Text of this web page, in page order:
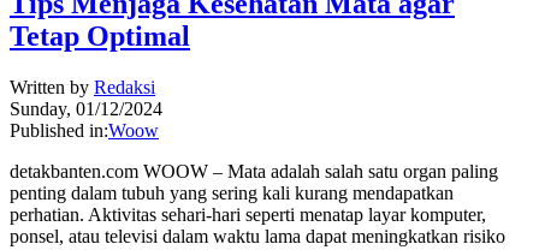
Tetap Optimal
Written by Redaksi
Sunday, 01/12/2024
Published in:Woow
detakbanten.com WOOW – Mata adalah salah satu organ paling
penting dalam tubuh yang sering kali kurang mendapatkan
perhatian. Aktivitas sehari-hari seperti menatap layar komputer,
ponsel, atau televisi dalam waktu lama dapat meningkatkan risiko